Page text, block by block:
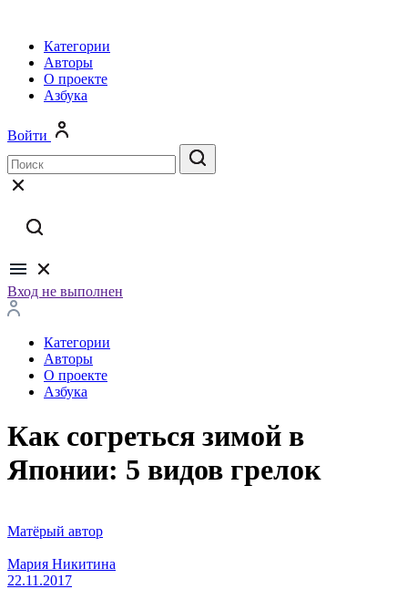
Категории
Авторы
О проекте
Азбука
Войти
Вход не выполнен
Категории
Авторы
О проекте
Азбука
Как согреться зимой в
Японии: 5 видов грелок
Матёрый автор
Мария Никитина
22.11.2017